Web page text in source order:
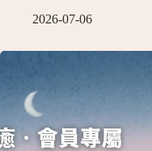
2026-07-06